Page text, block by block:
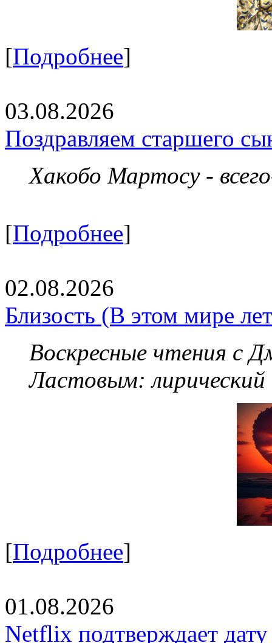
[Подробнее]
03.08.2026
Поздравляем старшего
Хакобо Мартосу -
[Подробнее]
02.08.2026
Близость (В этом мире
Воскресные чтения с
Ластовым:
[Подробнее]
01.08.2026
Netflix подтверждает